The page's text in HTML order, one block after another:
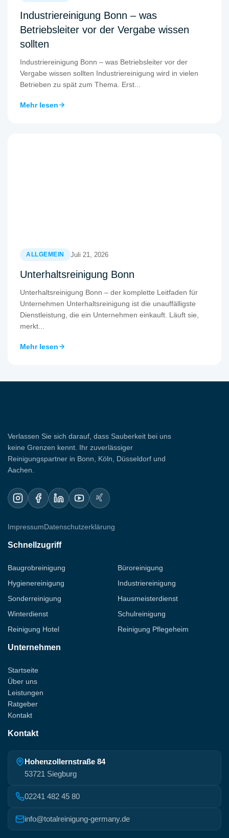
Industriereinigung Bonn – was
Betriebsleiter vor der Vergabe wissen
sollten
Industriereinigung Bonn – was Betriebsleiter vor der
Vergabe wissen sollten Industriereinigung wird in vielen
Betrieben zu spät zum Thema. Erst...
Mehr lesen
ALLGEMEIN Juli 21, 2026
Unterhaltsreinigung Bonn
Unterhaltsreinigung Bonn – der komplette Leitfaden für
Unternehmen Unterhaltsreinigung ist die unauffälligste
Dienstleistung, die ein Unternehmen einkauft. Läuft sie,
merkt...
Mehr lesen
Verlassen Sie sich darauf, dass Sauberkeit bei uns
keine Grenzen kennt. Ihr zuverlässiger
Reinigungspartner in Bonn, Köln, Düsseldorf und
Aachen.
ImpressumDatenschutzerklärung
Schnellzugriff
Baugrobreinigung
Büroreinigung
Hygienereinigung
Industriereinigung
Sonderreinigung
Hausmeisterdienst
Winterdienst
Schulreinigung
Reinigung Hotel
Reinigung Pflegeheim
Unternehmen
Startseite
Über uns
Leistungen
Ratgeber
Kontakt
Kontakt
Hohenzollernstraße 84
53721 Siegburg
02241 482 45 80
info@totalreinigung-germany.de